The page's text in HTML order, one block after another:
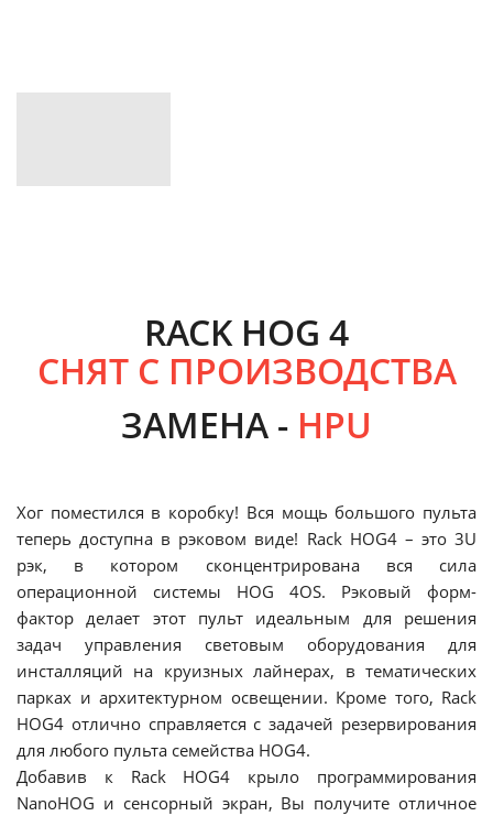
RACK HOG 4
СНЯТ С ПРОИЗВОДСТВА
ЗАМЕНА - HPU
Хог поместился в коробку! Вся мощь большого пульта
теперь доступна в рэковом виде! Rack HOG4 – это 3U
рэк, в котором сконцентрирована вся сила
операционной системы HOG 4OS. Рэковый форм-
фактор делает этот пульт идеальным для решения
задач управления световым оборудования для
инсталляций на круизных лайнерах, в тематических
парках и архитектурном освещении. Кроме того, Rack
HOG4 отлично справляется с задачей резервирования
для любого пульта семейства HOG4.
Добавив к Rack HOG4 крыло программирования
NanoHOG и сенсорный экран, Вы получите отличное